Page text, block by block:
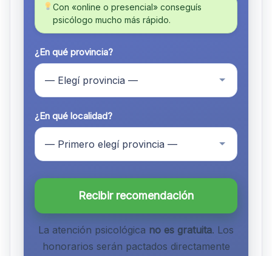
Con «online o presencial» conseguís
psicólogo mucho más rápido.
¿En qué provincia?
¿En qué localidad?
Recibir recomendación
La atención psicológica no es gratuita. Los
honorarios serán pactados directamente